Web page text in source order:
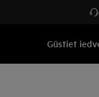
Gūstiet